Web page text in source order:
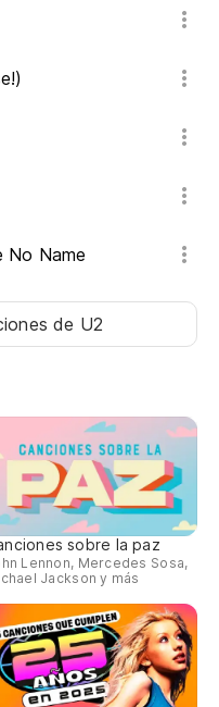
No Name
de U2
sobre la paz
Lennon, Mercedes Sosa,
Jackson y más